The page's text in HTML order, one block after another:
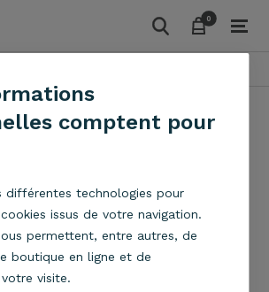
00
Bijou
5) Voir les 2 avis
comptent pour
différentes technologies pour
issus de votre navigation.
permettent, entre autres, de
boutique en ligne et de
visite.